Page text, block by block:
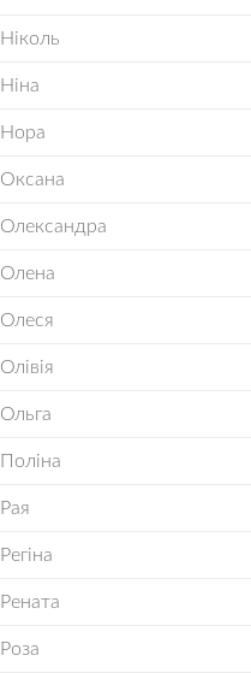
Ніколь
Ніна
Нора
Оксана
Олександра
Олена
Олеся
Олівія
Ольга
Поліна
Рая
Регіна
Рената
Роза